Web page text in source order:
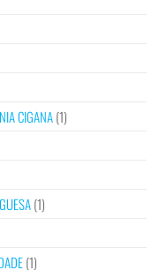
CIGANA(1)
(1)
(1)